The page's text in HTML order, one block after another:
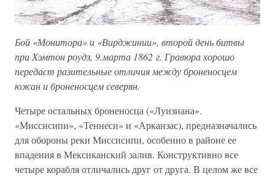
Бой «Монитора» и «Вирджинии», второй день битвы
при Хэмтон роудз, 9.марта 1862 г. Гравюра хорошо
передаст разительные отличия между броненосцем
южан и броненосцем северян.
Четыре остальных броненосца («Луизиана».
«Миссисипи», «Теннеси» и «Арканзас), предназначались
для обороны реки Миссисипи, особенно в районе ее
впадения в Мексиканский залив. Конструктивно все
четыре корабля отличались друг от друга. В целом же все